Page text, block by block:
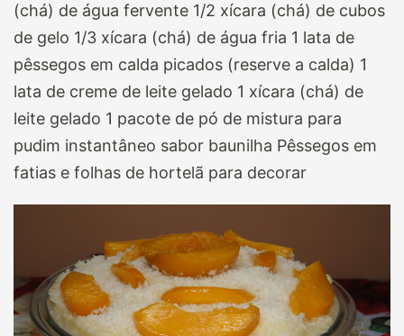
(chá) de água fervente 1/2 xícara (chá) de cubos
de gelo 1/3 xícara (chá) de água fria 1 lata de
pêssegos em calda picados (reserve a calda) 1
lata de creme de leite gelado 1 xícara (chá) de
leite gelado 1 pacote de pó de mistura para
pudim instantâneo sabor baunilha Pêssegos em
fatias e folhas de hortelã para decorar